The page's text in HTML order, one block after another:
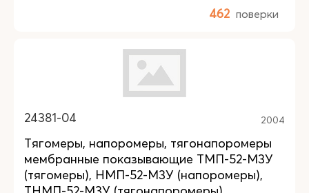
462 поверки
24381-04 2004
Тягомеры, напоромеры, тягонапоромеры
мембранные показывающие ТМП-52-М3У
(тягомеры), НМП-52-М3У (напоромеры),